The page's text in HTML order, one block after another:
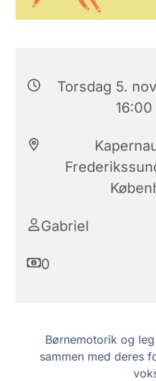
Torsdag 5.
Gabriel
0
Børnemotorik og
sammen med deres